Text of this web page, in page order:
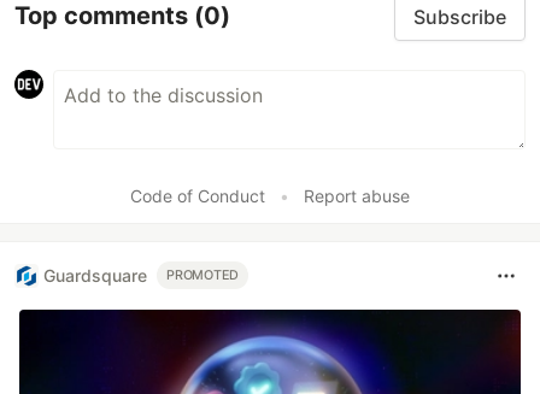
Top comments (0) Subscribe
Code of Conduct • Report abuse
Guardsquare PROMOTED